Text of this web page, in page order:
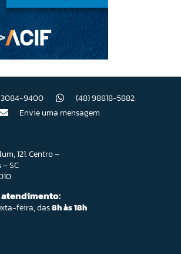
3084-9400
(48) 98818-5882
Envie uma mensagem
121. Centro –
SC
feira, das8h às 18h